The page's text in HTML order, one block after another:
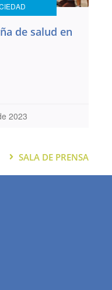
de salud en
2023
SALA DE PRENSA